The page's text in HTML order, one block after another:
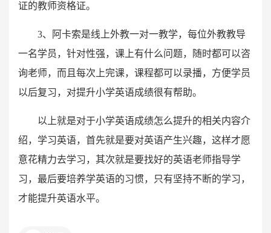
证的教师资格证。
3、阿卡索是线上外教一对一教学，每位外教教导
一名学员，针对性强，课上有什么问题，随时都可以咨
询老师，而且每次上完课，课程都可以录播，方便学员
以后复习，对提升小学英语成绩很有帮助。
以上就是对于小学英语成绩怎么提升的相关内容介
绍，学习英语，首先就是要对英语产生兴趣，这样才愿
意花精力去学习，其次就是要找好的英语老师指导学
习，最后要培养学英语的习惯，只有坚持不断的学习，
才能提升英语水平。